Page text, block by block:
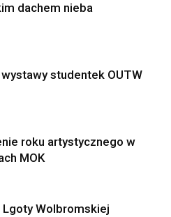
dachem nieba
studentek OUTW
roku artystycznego w
MOK
Wolbromskiej